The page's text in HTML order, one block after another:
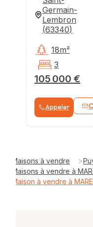
Germain-
Lembron
(63340)
105 000 €
18m²
3
Appeler
Maisons à vendre >
Maisons à vendre à
Maison à vendre à